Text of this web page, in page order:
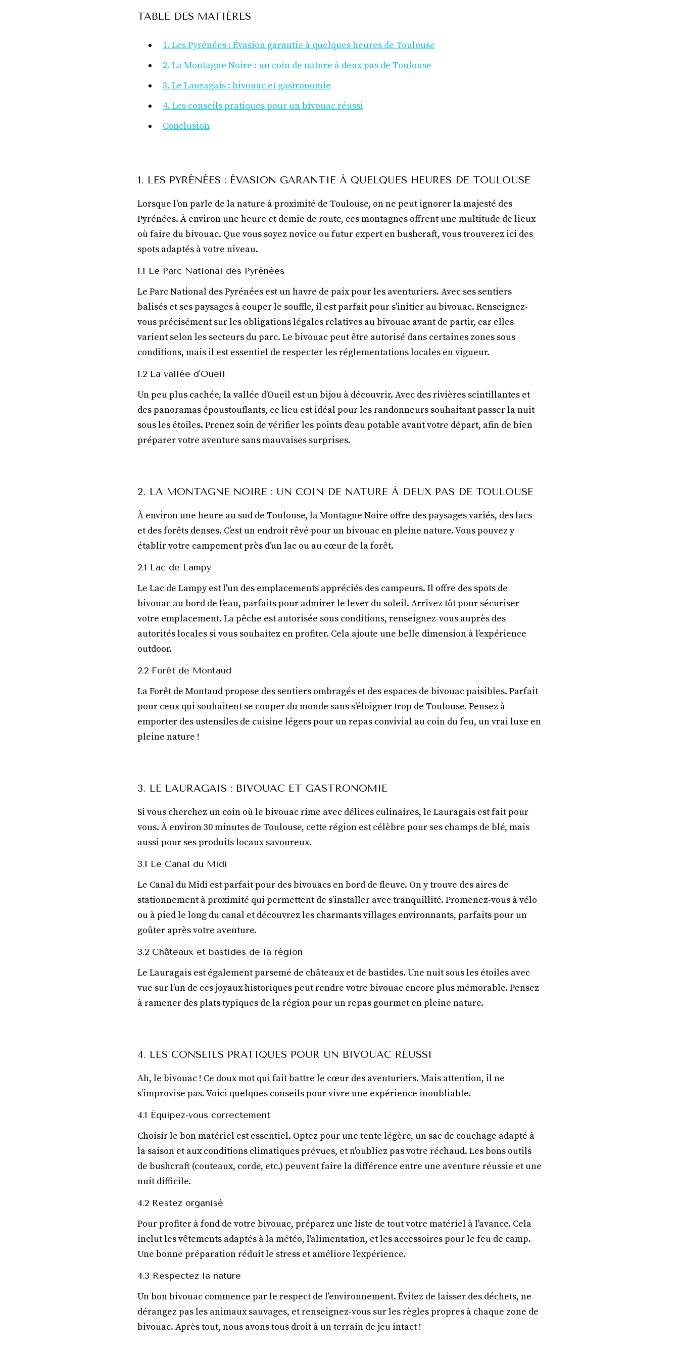
TABLE DES MATIÈRES
1. Les Pyrénées : Évasion garantie à quelques heures de Toulouse
2. La Montagne Noire : un coin de nature à deux pas de Toulouse
3. Le Lauragais : bivouac et gastronomie
4. Les conseils pratiques pour un bivouac réussi
Conclusion
1. LES PYRÉNÉES : ÉVASION GARANTIE À QUELQUES HEURES DE TOULOUSE
Lorsque l'on parle de la nature à proximité de Toulouse, on ne peut ignorer la majesté des
Pyrénées. À environ une heure et demie de route, ces montagnes offrent une multitude de lieux
où faire du bivouac. Que vous soyez novice ou futur expert en bushcraft, vous trouverez ici des
spots adaptés à votre niveau.
1.1 Le Parc National des Pyrénées
Le Parc National des Pyrénées est un havre de paix pour les aventuriers. Avec ses sentiers
balisés et ses paysages à couper le souffle, il est parfait pour s'initier au bivouac. Renseignez-
vous précisément sur les obligations légales relatives au bivouac avant de partir, car elles
varient selon les secteurs du parc. Le bivouac peut être autorisé dans certaines zones sous
conditions, mais il est essentiel de respecter les réglementations locales en vigueur.
1.2 La vallée d'Oueil
Un peu plus cachée, la vallée d’Oueil est un bijou à découvrir. Avec des rivières scintillantes et
des panoramas époustouflants, ce lieu est idéal pour les randonneurs souhaitant passer la nuit
sous les étoiles. Prenez soin de vérifier les points d’eau potable avant votre départ, afin de bien
préparer votre aventure sans mauvaises surprises.
2. LA MONTAGNE NOIRE : UN COIN DE NATURE À DEUX PAS DE TOULOUSE
À environ une heure au sud de Toulouse, la Montagne Noire offre des paysages variés, des lacs
et des forêts denses. C’est un endroit rêvé pour un bivouac en pleine nature. Vous pouvez y
établir votre campement près d’un lac ou au cœur de la forêt.
2.1 Lac de Lampy
Le Lac de Lampy est l'un des emplacements appréciés des campeurs. Il offre des spots de
bivouac au bord de l’eau, parfaits pour admirer le lever du soleil. Arrivez tôt pour sécuriser
votre emplacement. La pêche est autorisée sous conditions, renseignez-vous auprès des
autorités locales si vous souhaitez en profiter. Cela ajoute une belle dimension à l’expérience
outdoor.
2.2 Forêt de Montaud
La Forêt de Montaud propose des sentiers ombragés et des espaces de bivouac paisibles. Parfait
pour ceux qui souhaitent se couper du monde sans s'éloigner trop de Toulouse. Pensez à
emporter des ustensiles de cuisine légers pour un repas convivial au coin du feu, un vrai luxe en
pleine nature !
3. LE LAURAGAIS : BIVOUAC ET GASTRONOMIE
Si vous cherchez un coin où le bivouac rime avec délices culinaires, le Lauragais est fait pour
vous. À environ 30 minutes de Toulouse, cette région est célèbre pour ses champs de blé, mais
aussi pour ses produits locaux savoureux.
3.1 Le Canal du Midi
Le Canal du Midi est parfait pour des bivouacs en bord de fleuve. On y trouve des aires de
stationnement à proximité qui permettent de s’installer avec tranquillité. Promenez-vous à vélo
ou à pied le long du canal et découvrez les charmants villages environnants, parfaits pour un
goûter après votre aventure.
3.2 Châteaux et bastides de la région
Le Lauragais est également parsemé de châteaux et de bastides. Une nuit sous les étoiles avec
vue sur l’un de ces joyaux historiques peut rendre votre bivouac encore plus mémorable. Pensez
à ramener des plats typiques de la région pour un repas gourmet en pleine nature.
4. LES CONSEILS PRATIQUES POUR UN BIVOUAC RÉUSSI
Ah, le bivouac ! Ce doux mot qui fait battre le cœur des aventuriers. Mais attention, il ne
s’improvise pas. Voici quelques conseils pour vivre une expérience inoubliable.
4.1 Équipez-vous correctement
Choisir le bon matériel est essentiel. Optez pour une tente légère, un sac de couchage adapté à
la saison et aux conditions climatiques prévues, et n'oubliez pas votre réchaud. Les bons outils
de bushcraft (couteaux, corde, etc.) peuvent faire la différence entre une aventure réussie et une
nuit difficile.
4.2 Restez organisé
Pour profiter à fond de votre bivouac, préparez une liste de tout votre matériel à l'avance. Cela
inclut les vêtements adaptés à la météo, l'alimentation, et les accessoires pour le feu de camp.
Une bonne préparation réduit le stress et améliore l’expérience.
4.3 Respectez la nature
Un bon bivouac commence par le respect de l'environnement. Évitez de laisser des déchets, ne
dérangez pas les animaux sauvages, et renseignez-vous sur les règles propres à chaque zone de
bivouac. Après tout, nous avons tous droit à un terrain de jeu intact !